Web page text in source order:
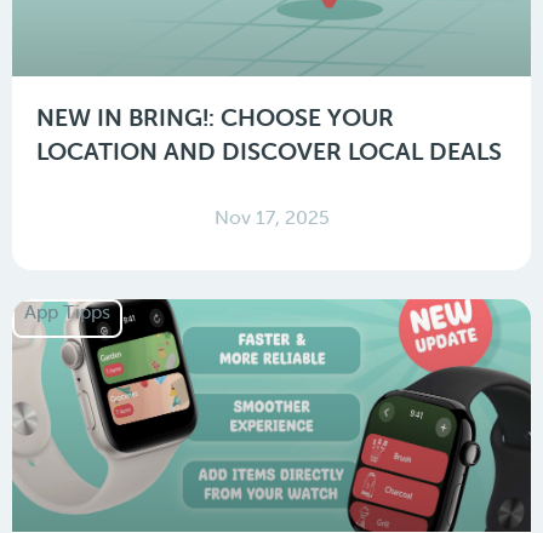
NEW IN BRING!: CHOOSE YOUR
LOCATION AND DISCOVER LOCAL DEALS
Nov 17, 2025
App Tipps